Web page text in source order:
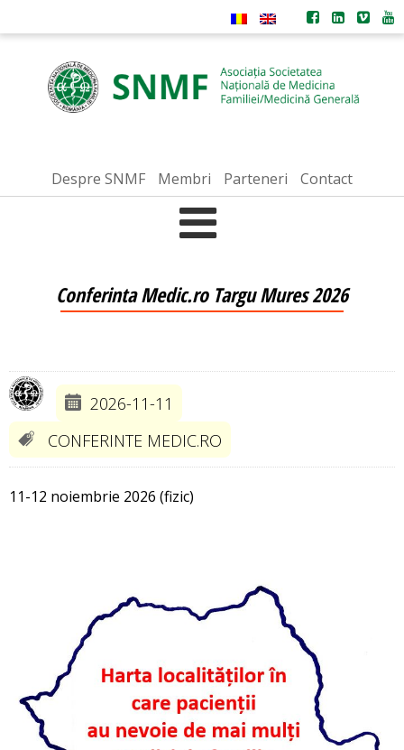
Despre SNMF Membri Parteneri Contact
Conferinta Medic.ro Targu Mures 2026
2026-11-11
CONFERINTE MEDIC.RO
11-12 noiembrie 2026 (fizic)